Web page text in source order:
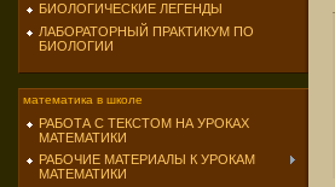
БИОЛОГИЧЕСКИЕ ЛЕГЕНДЫ
ЛАБОРАТОРНЫЙ ПРАКТИКУМ ПО
БИОЛОГИИ
математика в школе
РАБОТА С ТЕКСТОМ НА УРОКАХ
МАТЕМАТИКИ
РАБОЧИЕ МАТЕРИАЛЫ К УРОКАМ
МАТЕМАТИКИ